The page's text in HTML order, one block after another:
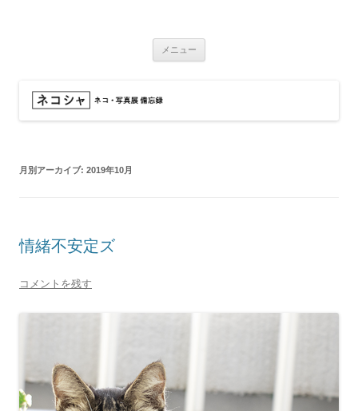
メニュー
月別アーカイブ: 2019年10月
情緒不安定ズ
コメントを残す